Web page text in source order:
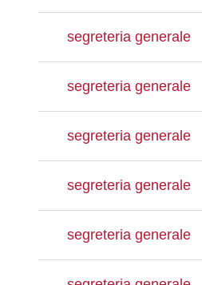
segreteria generale
segreteria generale
segreteria generale
segreteria generale
segreteria generale